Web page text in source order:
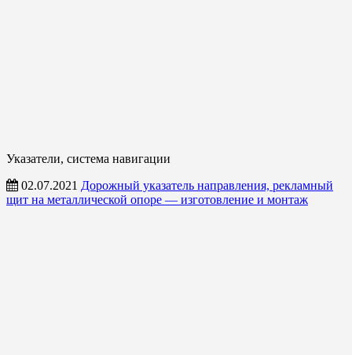
Указатели, система навигации
02.07.2021 Дорожный указатель направления, рекламный
щит на металлической опоре — изготовление и монтаж